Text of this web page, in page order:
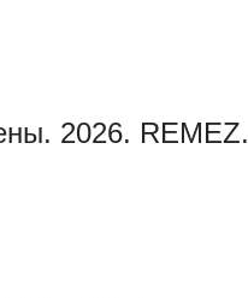
2026. REMEZ.